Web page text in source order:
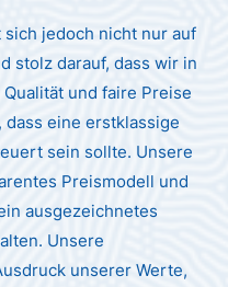
sich jedoch nicht nur auf
stolz darauf, dass wir in
und faire Preise
dass eine erstklassige
sein sollte. Unsere
Preismodell und
ausgezeichnetes
Unsere
unserer Werte,